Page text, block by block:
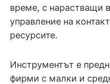
време, с нарастващи
управление на
ресурсите.
Инструментът е
фирми с малки и